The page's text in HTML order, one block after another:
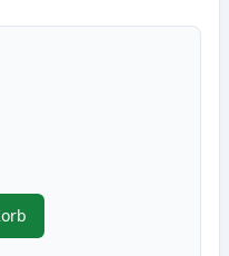
stück Canon PGI-525BK